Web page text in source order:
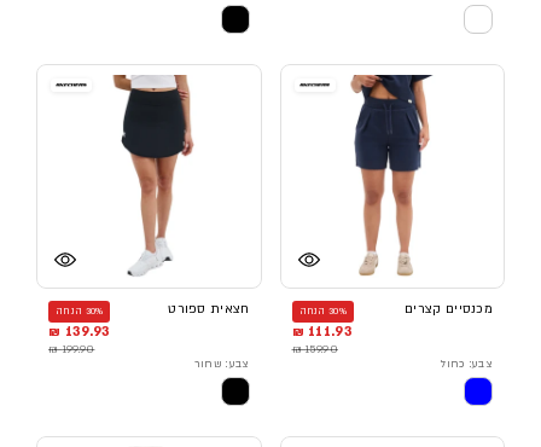
מכנסיים קצרים 30% הנחה
111.93 ₪
159.90 ₪
צבע: כחול
חצאית ספורט 30% הנחה
139.93 ₪
199.90 ₪
צבע: שחור